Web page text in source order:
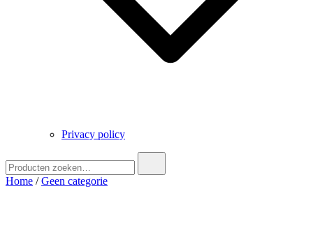
Privacy policy
naar:
Home /Geen categorie